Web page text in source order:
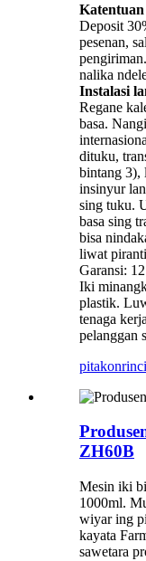
Deposit
pesenan,
nalika
Instalasi
Regane
basa.
dituku,
bintang 3),
insinyur
sing tuku.
basa sing
bisa
liwat
Garansi:
Iki
plastik.
tenaga
pelanggan
pitakon
ZH60B
Mesin iki
1000ml.
wiyar ing
kayata
sawetara